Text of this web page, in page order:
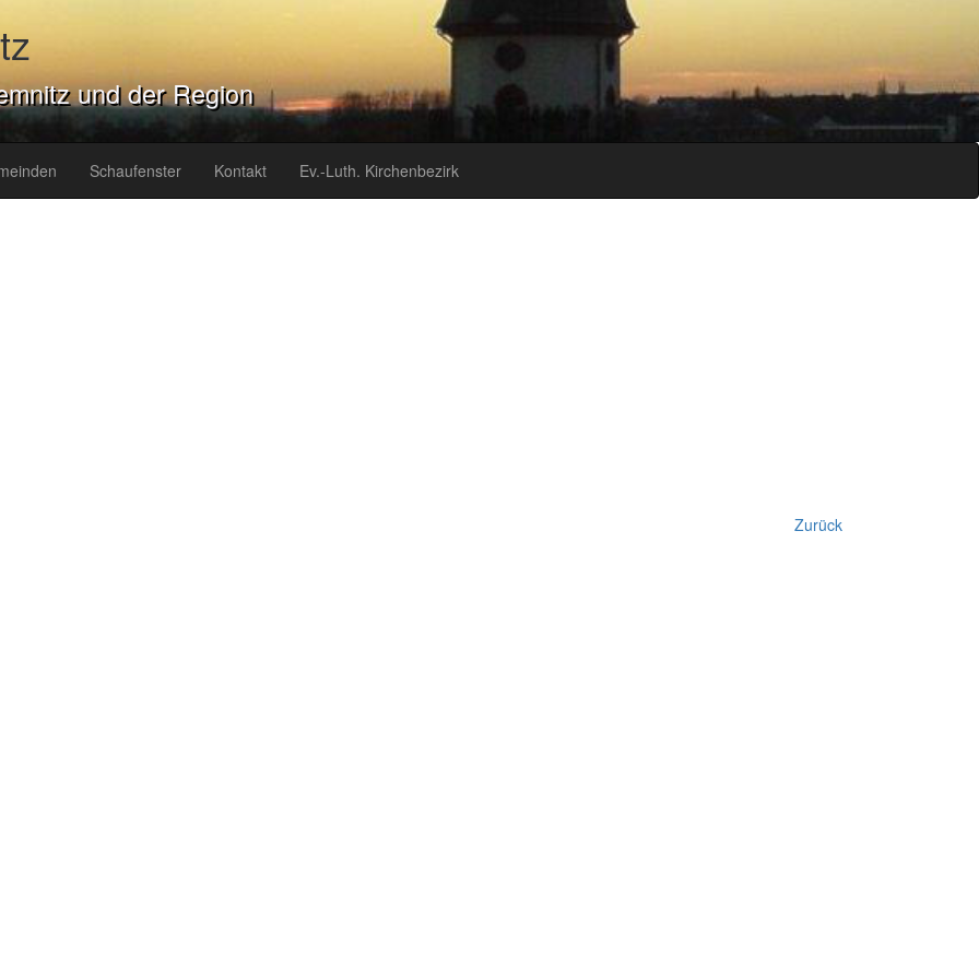
und der Region
Schaufenster Kontakt Ev.-Luth. Kirchenbezirk
Zurück